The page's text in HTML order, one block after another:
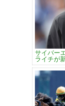
サイバー
ライチが